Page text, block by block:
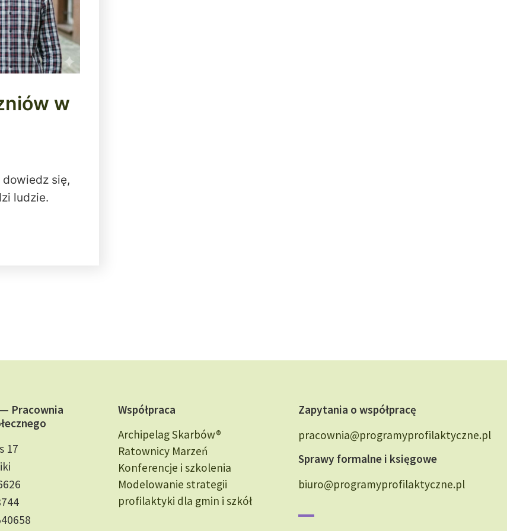
w
dowiedz się,
ludzie.
Pracownia
17
Współpraca
Archipelag Skarbów®
Ratownicy Marzeń
Konferencje i szkolenia
Modelowanie strategii
profilaktyki dla gmin i szkół
Zapytania o współpracę
pracownia@programyprofilaktyczne.pl
Sprawy formalne i księgowe
biuro@programyprofilaktyczne.pl